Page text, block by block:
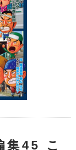
集45 こ